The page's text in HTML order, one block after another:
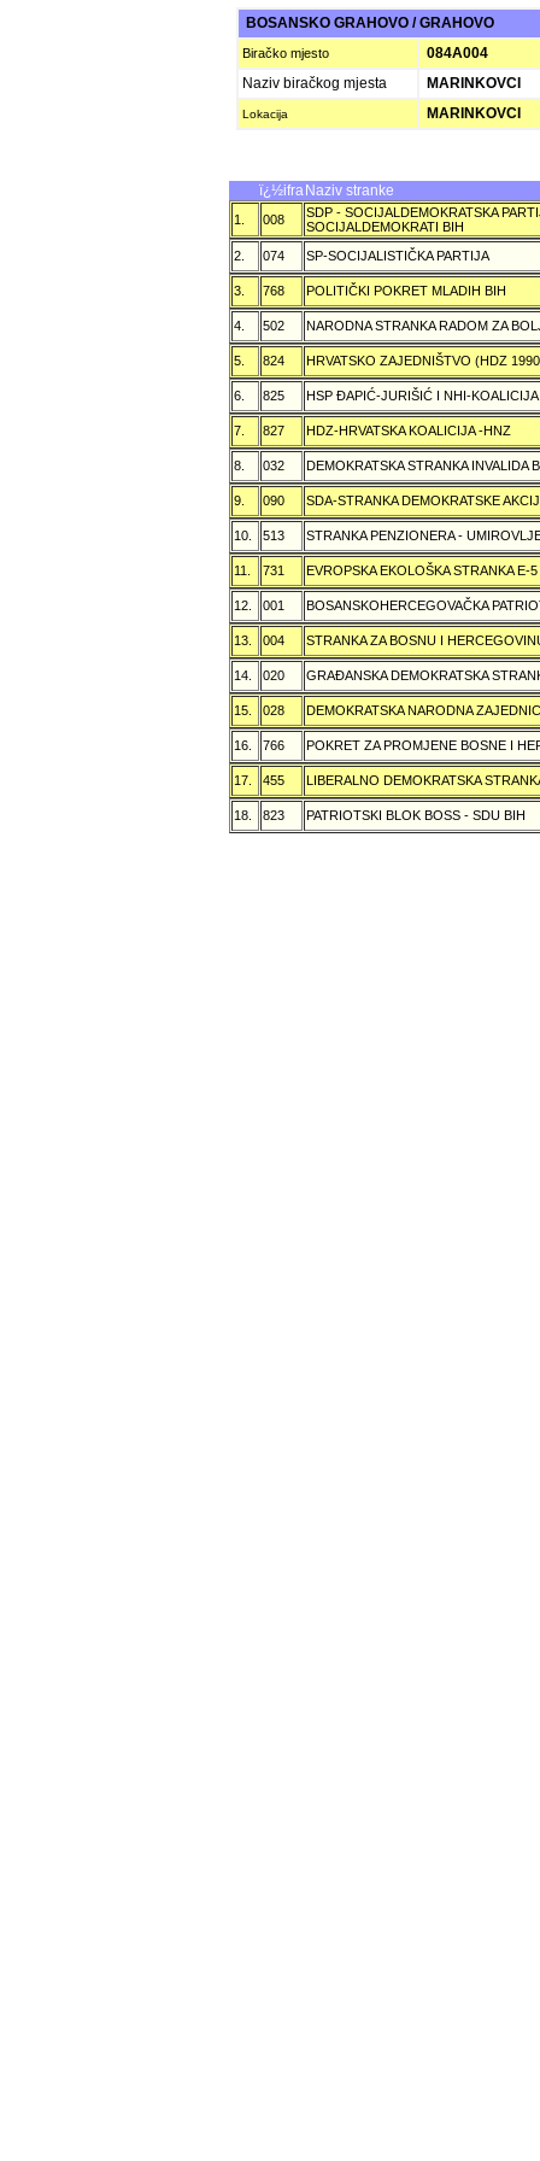
BOSANSKO GRAHOVO / GRAHOVO
Biračko mjesto
084A004
Naziv biračkog mjesta
MARINKOVCI
Lokacija MARINKOVCI
ï¿½ifra Naziv stranke
1. 008
SDP - SOCIJALDEMOKRATSKA
SOCIJALDEMOKRATI BIH
2.
074 SP-SOCIJALISTIČKA PARTIJA
3. 768 POLITIČKI POKRET MLADIH BIH
4. 502 NARODNA STRANKA RADOM ZA
5. 824 HRVATSKO ZAJEDNIŠTVO (HDZ
6. 825 HSP ÐAPIĆ-JURIŠIĆ I NHI-
7. 827 HDZ-HRVATSKA KOALICIJA -HNZ
8. 032 DEMOKRATSKA STRANKA INVALIDA
9. 090 SDA-STRANKA DEMOKRATSKE
10. 513 STRANKA PENZIONERA -
11. 731 EVROPSKA EKOLOŠKA STRANKA E-5
12. 001 BOSANSKOHERCEGOVAČKA
13. 004 STRANKA ZA BOSNU I
14. 020 GRAÐANSKA DEMOKRATSKA
15. 028 DEMOKRATSKA NARODNA
16. 766 POKRET ZA PROMJENE BOSNE I
17. 455 LIBERALNO DEMOKRATSKA
18. 823 PATRIOTSKI BLOK BOSS - SDU BIH